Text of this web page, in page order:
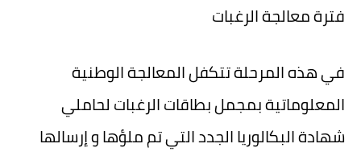
فترة معالجة الرغبات
في هذه المرحلة تتكفل المعالجة الوطنية
المعلوماتية بمجمل بطاقات الرغبات لحاملي
شهادة البكالوريا الجدد التي تم ملؤها و إرسالها